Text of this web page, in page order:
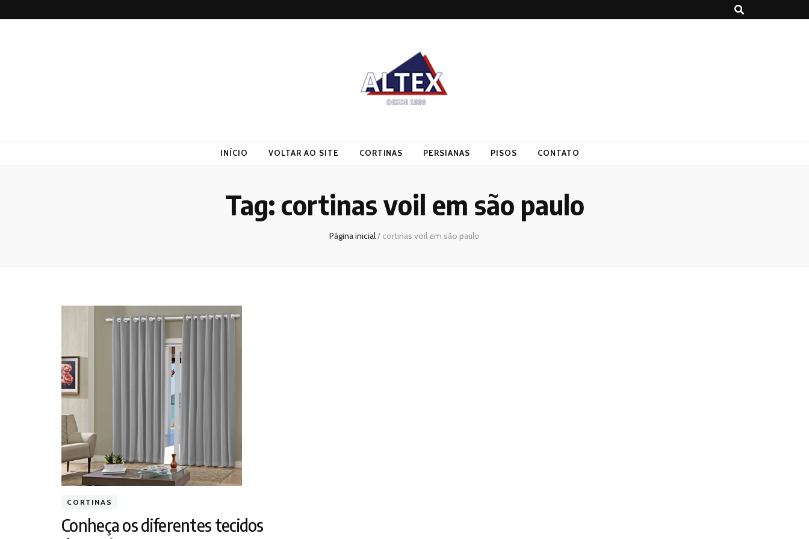
INÍCIO VOLTAR AO SITE CORTINAS PERSIANAS PISOS CONTATO
Tag: cortinas voil em são paulo
Página inicial/ cortinas voil em são paulo
CORTINAS
Conheça os diferentes tecidos